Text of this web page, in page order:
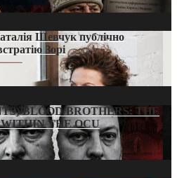
Шевчук публічно
Зорі
BLOOD BROTHERS: THE
THE OCU